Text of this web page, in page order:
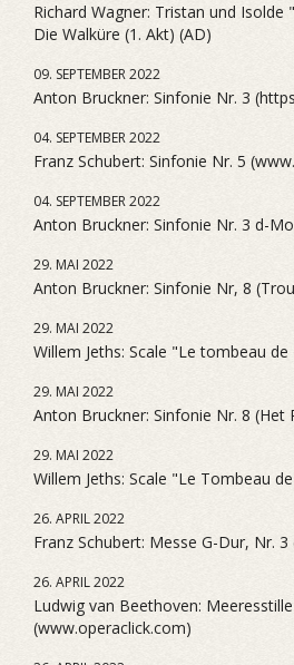
Richard Wagner: Tristan und Isolde
Die Walküre (1. Akt) (AD)
09. SEPTEMBER 2022
Anton Bruckner: Sinfonie Nr. 3
04. SEPTEMBER 2022
Franz Schubert: Sinfonie Nr. 5
04. SEPTEMBER 2022
Anton Bruckner: Sinfonie Nr. 3 d-
29. MAI 2022
Anton Bruckner: Sinfonie Nr, 8
29. MAI 2022
Willem Jeths: Scale "Le tombeau
29. MAI 2022
Anton Bruckner: Sinfonie Nr. 8 (Het
29. MAI 2022
Willem Jeths: Scale "Le Tombeau
26. APRIL 2022
Franz Schubert: Messe G-Dur, Nr.
26. APRIL 2022
Ludwig van Beethoven:
(www.operaclick.com)